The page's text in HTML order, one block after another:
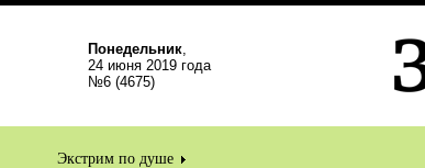
Понедельник,
24 июня 2019 года
№6 (4675)
Экстрим по душе